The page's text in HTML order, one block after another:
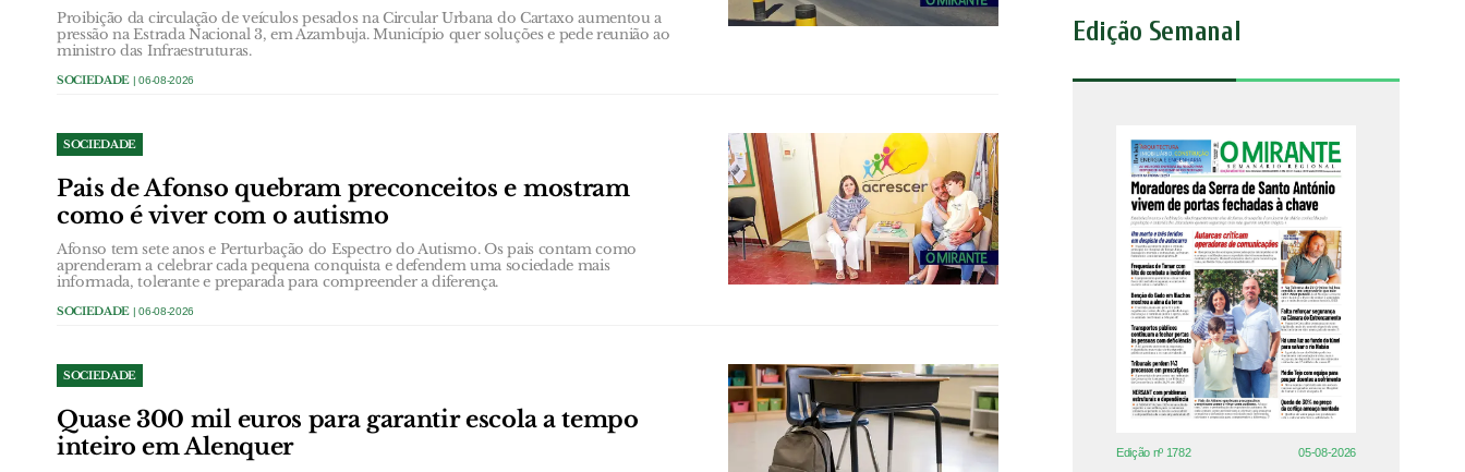
Proibição da circulação de veículos pesados na Circular Urbana do Cartaxo aumentou a
pressão na Estrada Nacional 3, em Azambuja. Município quer soluções e pede reunião ao
ministro das Infraestruturas.
SOCIEDADE | 06-08-2026
SOCIEDADE
Pais de Afonso quebram preconceitos e mostram
como é viver com o autismo
Afonso tem sete anos e Perturbação do Espectro do Autismo. Os pais contam como
aprenderam a celebrar cada pequena conquista e defendem uma sociedade mais
informada, tolerante e preparada para compreender a diferença.
SOCIEDADE | 06-08-2026
SOCIEDADE
Quase 300 mil euros para garantir escola a tempo
inteiro em Alenquer
Edição Semanal
Edição nº 1782 05-08-2026